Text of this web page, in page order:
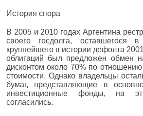
История спора
В 2005 и 2010 годах Аргентина
своего госдолга, оставшегося
крупнейшего в истории дефолта
облигаций был предложен обмен
дисконтом около 70% по
стоимости. Однако владельцы
бумаг, представляющие в
инвестиционные фонды, на
согласились.